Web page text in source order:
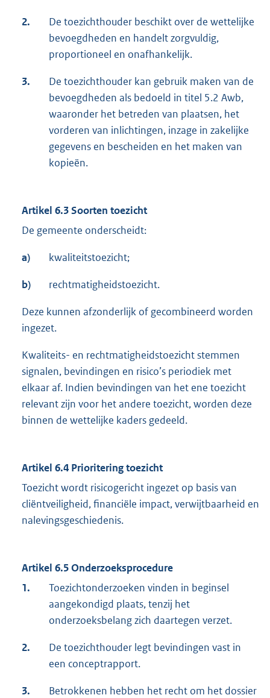
2.
De toezichthouder beschikt over de wettelijke
bevoegdheden en handelt zorgvuldig,
proportioneel en onafhankelijk.
3.
De toezichthouder kan gebruik maken van de
bevoegdheden als bedoeld in titel 5.2 Awb,
waaronder het betreden van plaatsen, het
vorderen van inlichtingen, inzage in zakelijke
gegevens en bescheiden en het maken van
kopieën.
Artikel 6.3 Soorten toezicht
De gemeente onderscheidt:
a) kwaliteitstoezicht;
b) rechtmatigheidstoezicht.
Deze kunnen afzonderlijk of gecombineerd worden
ingezet.
Kwaliteits- en rechtmatigheidstoezicht stemmen
signalen, bevindingen en risico’s periodiek met
elkaar af. Indien bevindingen van het ene toezicht
relevant zijn voor het andere toezicht, worden deze
binnen de wettelijke kaders gedeeld.
Artikel 6.4 Prioritering toezicht
Toezicht wordt risicogericht ingezet op basis van
cliëntveiligheid, financiële impact, verwijtbaarheid en
nalevingsgeschiedenis.
Artikel 6.5 Onderzoeksprocedure
1.
Toezichtonderzoeken vinden in beginsel
aangekondigd plaats, tenzij het
onderzoeksbelang zich daartegen verzet.
2.
De toezichthouder legt bevindingen vast in
een conceptrapport.
3.
Betrokkenen hebben het recht om het dossier